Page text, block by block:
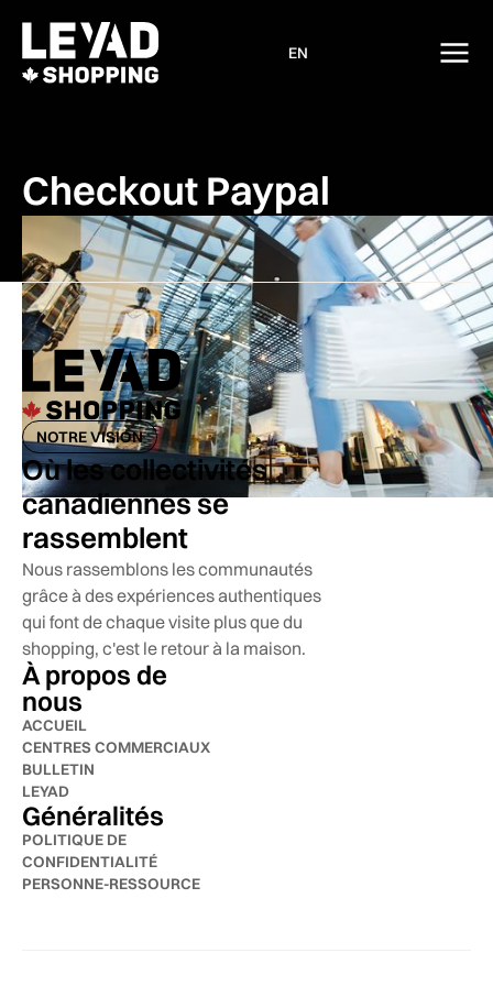
EN
Checkout Paypal
NOTRE VISION
Où les collectivités
canadiennes se
rassemblent
Nous rassemblons les communautés
grâce à des expériences authentiques
qui font de chaque visite plus que du
shopping, c'est le retour à la maison.
À propos de
nous
ACCUEIL
CENTRES COMMERCIAUX
BULLETIN
LEYAD
Généralités
POLITIQUE DE
CONFIDENTIALITÉ
PERSONNE-RESSOURCE